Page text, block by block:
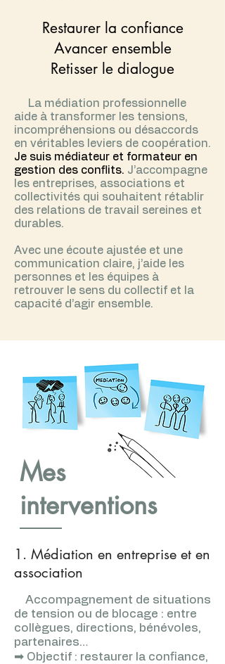
Restaurer la confiance
Avancer ensemble
Retisser le dialogue
La médiation professionnelle
aide à transformer les tensions,
incompréhensions ou désaccords
en véritables leviers de coopération.
Je suis médiateur et formateur en
gestion des conflits. J’accompagne
les entreprises, associations et
collectivités qui souhaitent rétablir
des relations de travail sereines et
durables.
Avec une écoute ajustée et une
communication claire, j’aide les
personnes et les équipes à
retrouver le sens du collectif et la
capacité d’agir ensemble.
Mes
interventions
1. Médiation en entreprise et en
association
Accompagnement de situations
de tension ou de blocage : entre
collègues, directions, bénévoles,
partenaires…
➡ Objectif : restaurer la confiance,